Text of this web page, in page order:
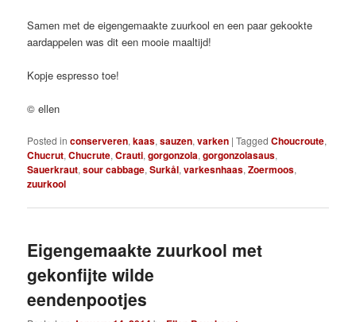
Samen met de eigengemaakte zuurkool en een paar gekookte
aardappelen was dit een mooie maaltijd!
Kopje espresso toe!
© ellen
Posted in conserveren,kaas,sauzen,varken |Tagged Choucroute,
Chucrut,Chucrute,Crauti,gorgonzola,gorgonzolasaus,
Sauerkraut,sour cabbage,Surkål,varkesnhaas,Zoermoos,
zuurkool
Eigengemaakte zuurkool met
gekonfijte wilde
eendenpootjes